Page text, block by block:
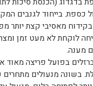
בייחוד לגנבים
מאסיבי קצת יותר
לא מעט זמן
מענה.
בפועל פריצה מאוד
מנעולים מתחרים